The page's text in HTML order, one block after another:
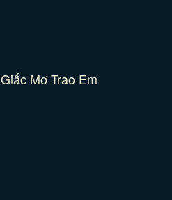
Giấc Mơ Trao Em